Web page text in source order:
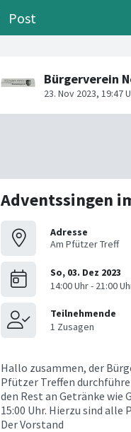
Post
Adventssingen
Adresse
Am Pfützer Treff
Hallo zusammen, der
Pfützer Treffen
den Rest an Getränke wie
15:00 Uhr. Hierzu sind
Der Vorstand